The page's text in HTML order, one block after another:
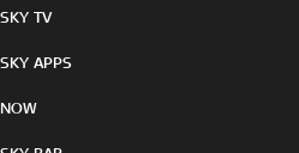
SKY TV
SKY APPS
NOW